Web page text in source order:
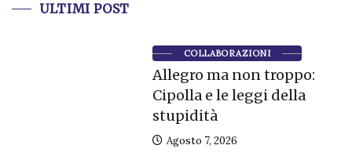
ULTIMI POST
COLLABORAZIONI
Allegro ma non troppo:
Cipolla e le leggi della
stupidità
Agosto 7, 2026